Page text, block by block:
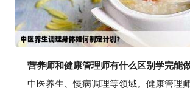
营养师和健康管理师有什么区别学完能
中医养生、慢病调理等领域。健康管理